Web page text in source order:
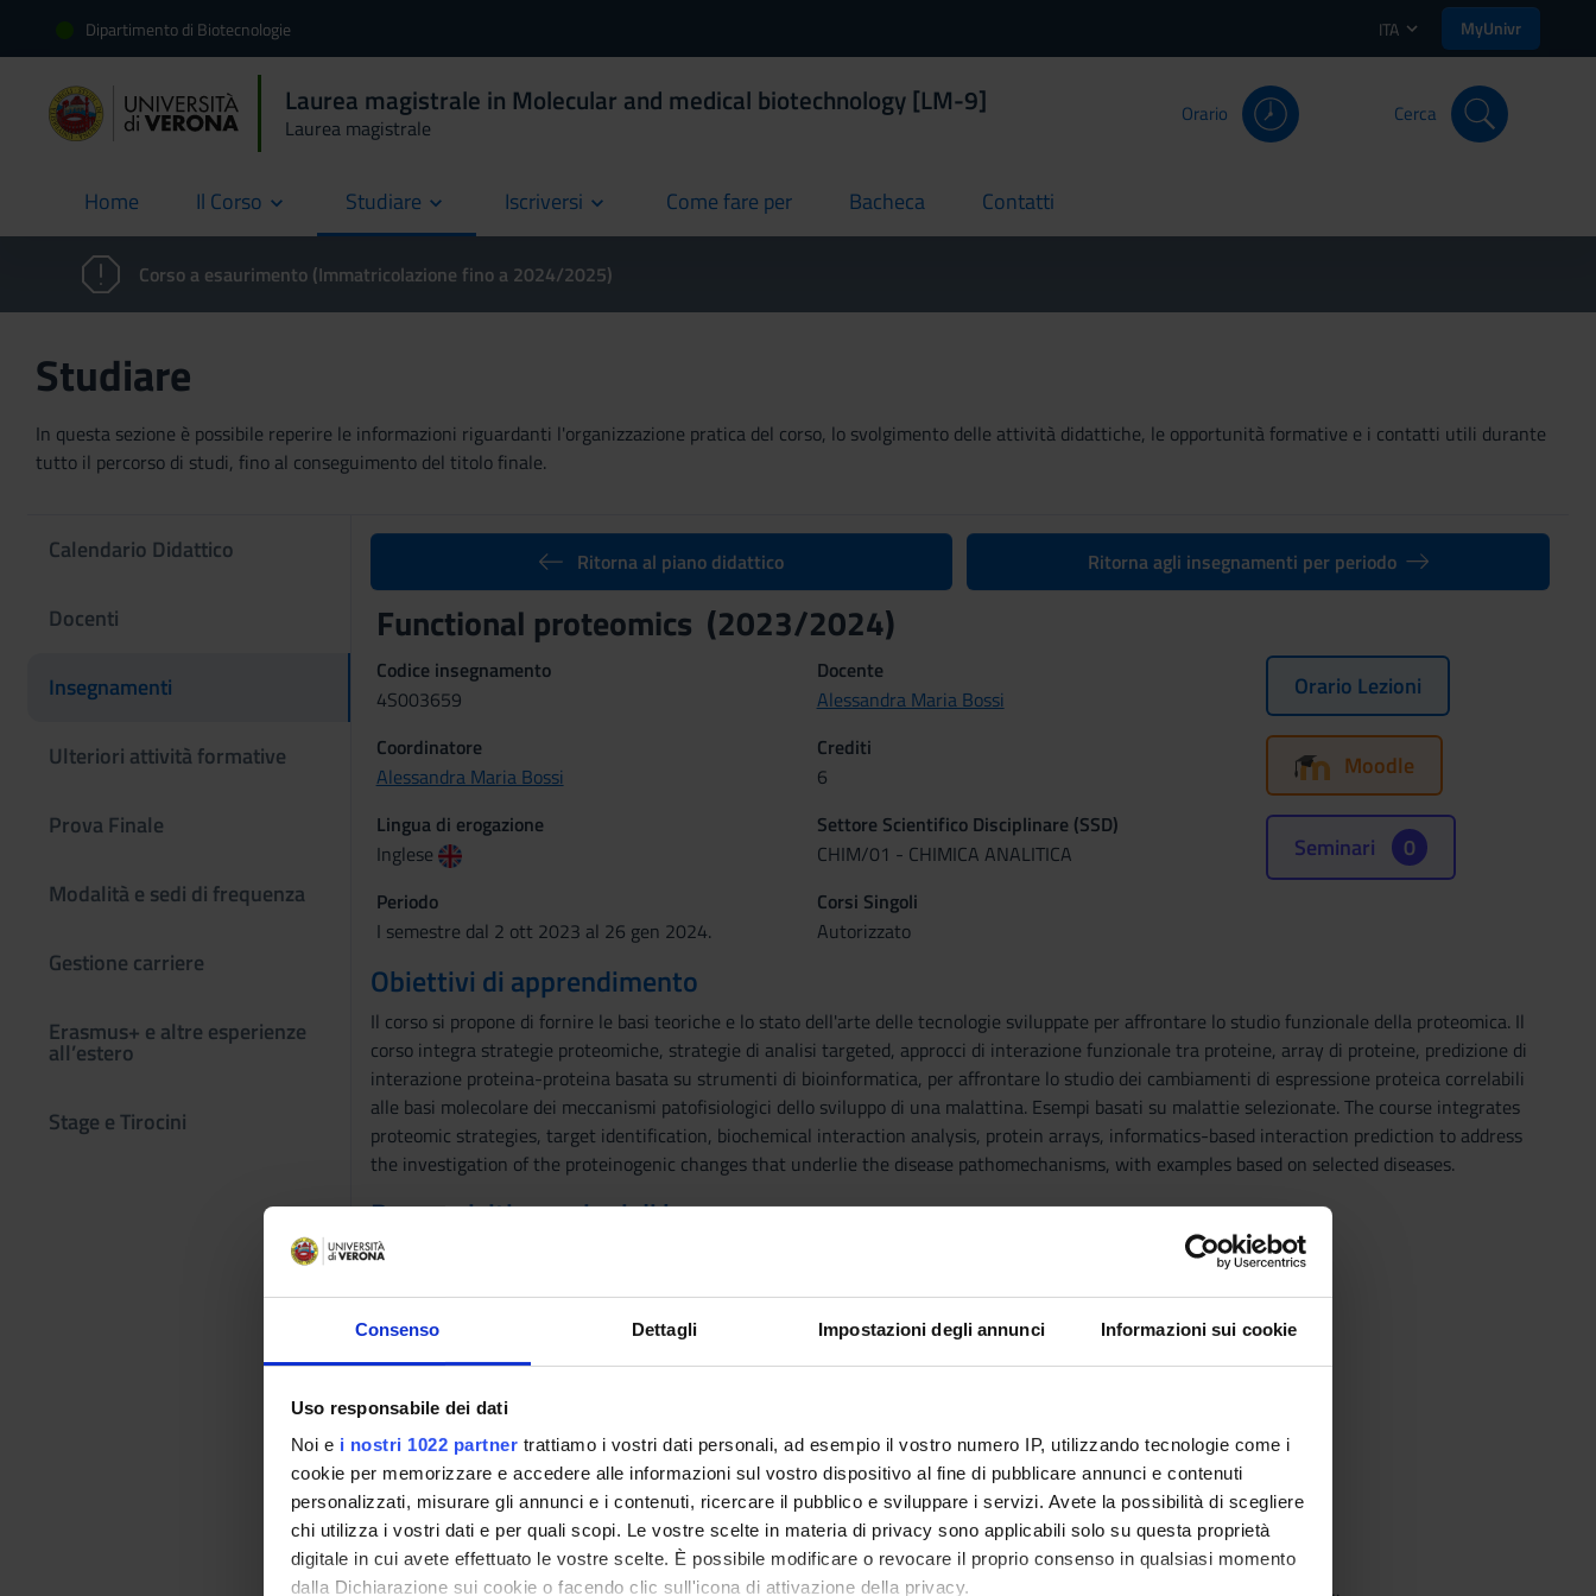
Consenso Dettagli Impostazioni degli annunci Informazioni sui cookie
Uso responsabile dei dati
Noi e i nostri 1022 partner trattiamo i vostri dati personali, ad esempio il vostro numero IP, utilizzando tecnologie come i
cookie per memorizzare e accedere alle informazioni sul vostro dispositivo al fine di pubblicare annunci e contenuti
personalizzati, misurare gli annunci e i contenuti, ricercare il pubblico e sviluppare i servizi. Avete la possibilità di scegliere
chi utilizza i vostri dati e per quali scopi. Le vostre scelte in materia di privacy sono applicabili solo su questa proprietà
digitale in cui avete effettuato le vostre scelte. È possibile modificare o revocare il proprio consenso in qualsiasi momento
dalla Dichiarazione sui cookie o facendo clic sull'icona di attivazione della privacy.
Dipartimento di Biotecnologie ITA MyUnivr
Laurea magistrale in Molecular and medical biotechnology [LM-9]
Laurea magistrale
Orario Cerca
Home
current Il Corso Studiare Iscriversi Come fare per
current Bacheca
current Contatti
current
Corso a esaurimento (Immatricolazione fino a 2024/2025)
Studiare
In questa sezione è possibile reperire le informazioni riguardanti l'organizzazione pratica del corso, lo svolgimento delle attività didattiche, le opportunità formative e i contatti utili durante
tutto il percorso di studi, fino al conseguimento del titolo finale.
Calendario Didattico
Docenti
Insegnamenti
Ulteriori attività formative
Prova Finale
Modalità e sedi di frequenza
Gestione carriere
Erasmus+ e altre esperienze
all’estero
Stage e Tirocini
Ritorna al piano didattico Ritorna agli insegnamenti per periodo
Functional proteomics (2023/2024)
Codice insegnamento
4S003659
Docente
Alessandra Maria Bossi
Coordinatore
Alessandra Maria Bossi
Crediti
6
Lingua di erogazione
Inglese
Settore Scientifico Disciplinare (SSD)
CHIM/01 - CHIMICA ANALITICA
Periodo
I semestre dal 2 ott 2023 al 26 gen 2024.
Corsi Singoli
Autorizzato
Orario Lezioni
Moodle
Seminari 0
Obiettivi di apprendimento
Il corso si propone di fornire le basi teoriche e lo stato dell'arte delle tecnologie sviluppate per affrontare lo studio funzionale della proteomica. Il
corso integra strategie proteomiche, strategie di analisi targeted, approcci di interazione funzionale tra proteine, array di proteine, predizione di
interazione proteina-proteina basata su strumenti di bioinformatica, per affrontare lo studio dei cambiamenti di espressione proteica correlabili
alle basi molecolare dei meccanismi patofisiologici dello sviluppo di una malattina. Esempi basati su malattie selezionate. The course integrates
proteomic strategies, target identification, biochemical interaction analysis, protein arrays, informatics-based interaction prediction to address
the investigation of the proteinogenic changes that underlie the disease pathomechanisms, with examples based on selected diseases.
Prerequisiti e nozioni di base
Conoscenze di biochimica, biochimica analitica; cenni di proteomica; spettrometria di massa.
Programma
Caratteristiche chimico-fisice delle proteine e dei proteomi
Approcci e piattaforme per lo studio della proteomica
Reti interattive bioinformatiche
Imaging SPR
Analisi di proteine e complessi proteici tramite MS nativa
Metodi di arricchimento delle proteine
Approcci biochimici all'interazione proteina-proteica
Identificazione di nuovi bersagli terapeutici cancro al seno